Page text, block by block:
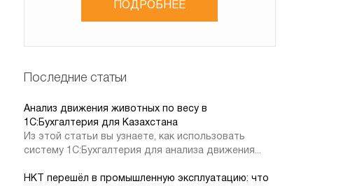
ПОДРОБНЕЕ
Последние статьи
Анализ движения животных по весу в
1C:Бухгалтерия для Казахстана
Из этой статьи вы узнаете, как использовать
систему 1С:Бухгалтерия для анализа движения...
НКТ перешёл в промышленную эксплуатацию: что